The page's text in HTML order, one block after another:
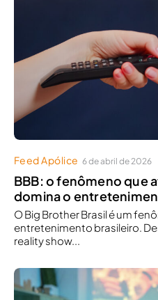
Feed Apólice 6 de abril de 2026
BBB: o fenômeno que
domina o
O Big Brother Brasil é um
entretenimento brasileiro.
reality show...